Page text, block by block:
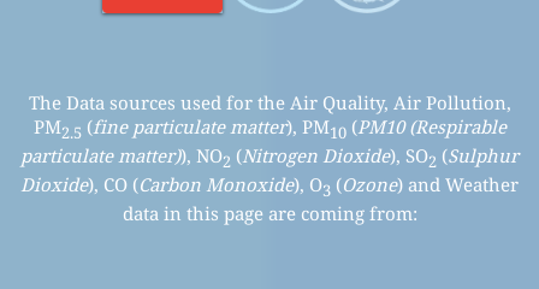
The Data sources used for the Air Quality, Air Pollution,
PM2.5 (fine particulate matter), PM10(PM10 (Respirable
particulate matter)), NO2 (Nitrogen Dioxide), SO2 (Sulphur
Dioxide), CO (Carbon Monoxide), O3 (Ozone) and Weather
data in this page are coming from: